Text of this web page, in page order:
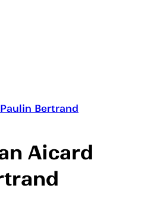
Bertrand
Aicard